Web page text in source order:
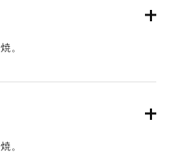
。
。